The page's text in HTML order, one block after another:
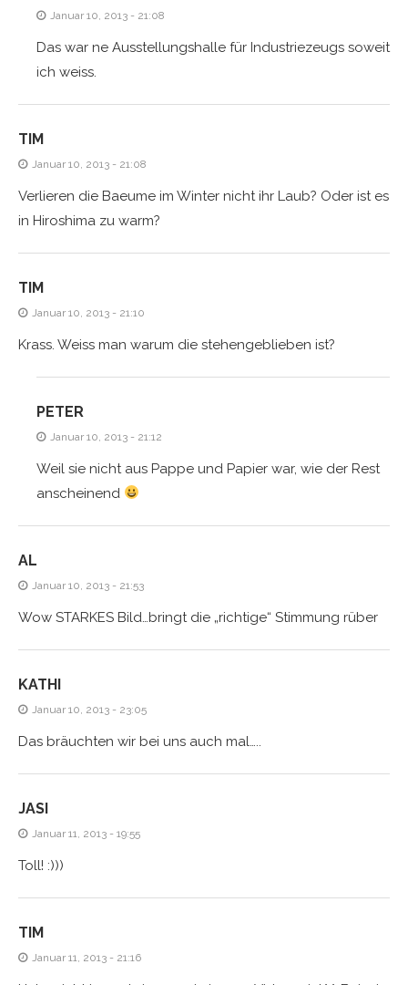
Januar 10, 2013 - 21:08
Das war ne Ausstellungshalle für Industriezeugs soweit
ich weiss.
TIM
Januar 10, 2013 - 21:08
Verlieren die Baeume im Winter nicht ihr Laub? Oder ist es
in Hiroshima zu warm?
TIM
Januar 10, 2013 - 21:10
Krass. Weiss man warum die stehengeblieben ist?
PETER
Januar 10, 2013 - 21:12
Weil sie nicht aus Pappe und Papier war, wie der Rest
anscheinend
AL
Januar 10, 2013 - 21:53
Wow STARKES Bild…bringt die „richtige“ Stimmung rüber
KATHI
Januar 10, 2013 - 23:05
Das bräuchten wir bei uns auch mal…..
JASI
Januar 11, 2013 - 19:55
Toll! :)))
TIM
Januar 11, 2013 - 21:16